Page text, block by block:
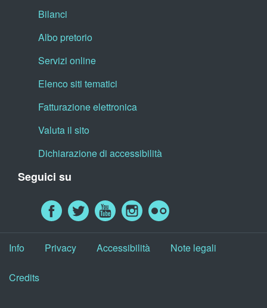
Bilanci
Albo pretorio
Servizi online
Elenco siti tematici
Fatturazione elettronica
Valuta il sito
Dichiarazione di accessibilità
Seguici su
Info Privacy Accessibilità Note legali
Credits